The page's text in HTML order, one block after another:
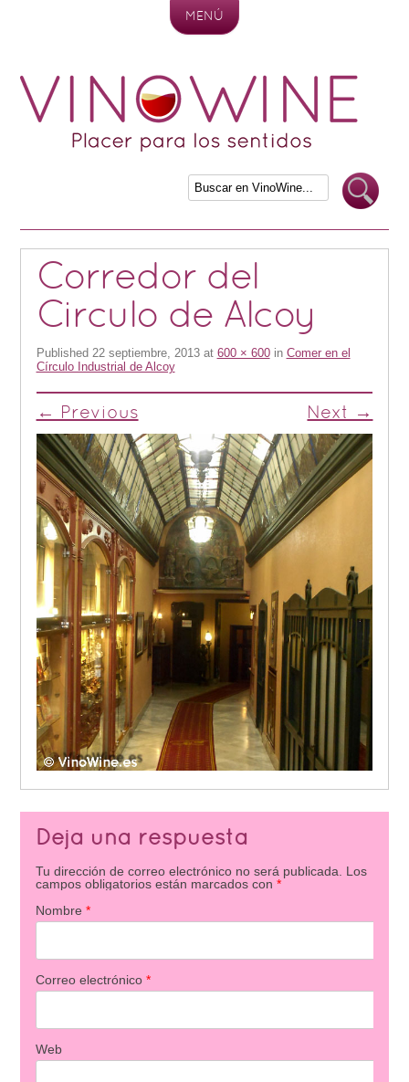
MENÚ
Corredor del
Circulo de Alcoy
Published 22 septiembre, 2013at 600 × 600in Comer en el
Círculo Industrial de Alcoy
← Previous Next →
Deja una respuesta
Tu dirección de correo electrónico no será publicada. Los
campos obligatorios están marcados con *
Nombre *
Correo electrónico *
Web